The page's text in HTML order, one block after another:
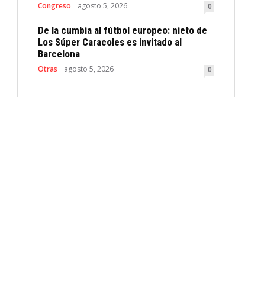
Congreso agosto 5, 2026 0
De la cumbia al fútbol europeo: nieto de
Los Súper Caracoles es invitado al
Barcelona
Otras agosto 5, 2026 0